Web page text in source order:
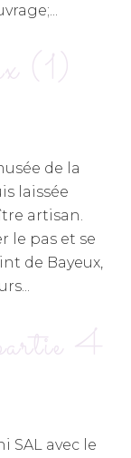
(1)
de la
laissée
artisan.
le pas et se
de Bayeux,
4
SAL avec le